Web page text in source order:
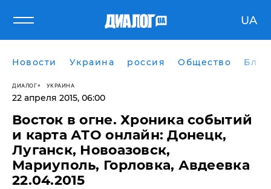
UA
Новости Украина россия Общество
ДИАЛОГ УКРАИНА
22 апреля 2015, 06:00
Восток в огне. Хроника событий
и карта АТО онлайн: Донецк,
Луганск, Новоазовск,
Мариуполь, Горловка, Авдеевка
22.04.2015